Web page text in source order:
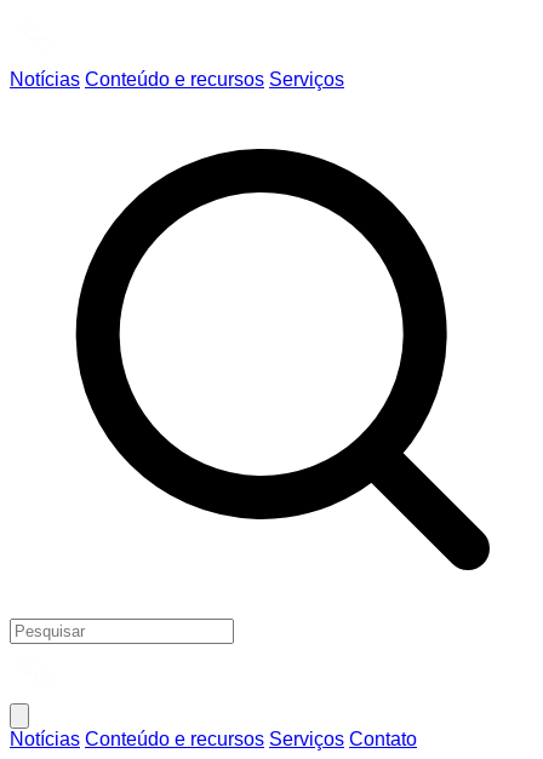
Notícias Conteúdo e recursos Serviços
Notícias Conteúdo e recursos Serviços Contato